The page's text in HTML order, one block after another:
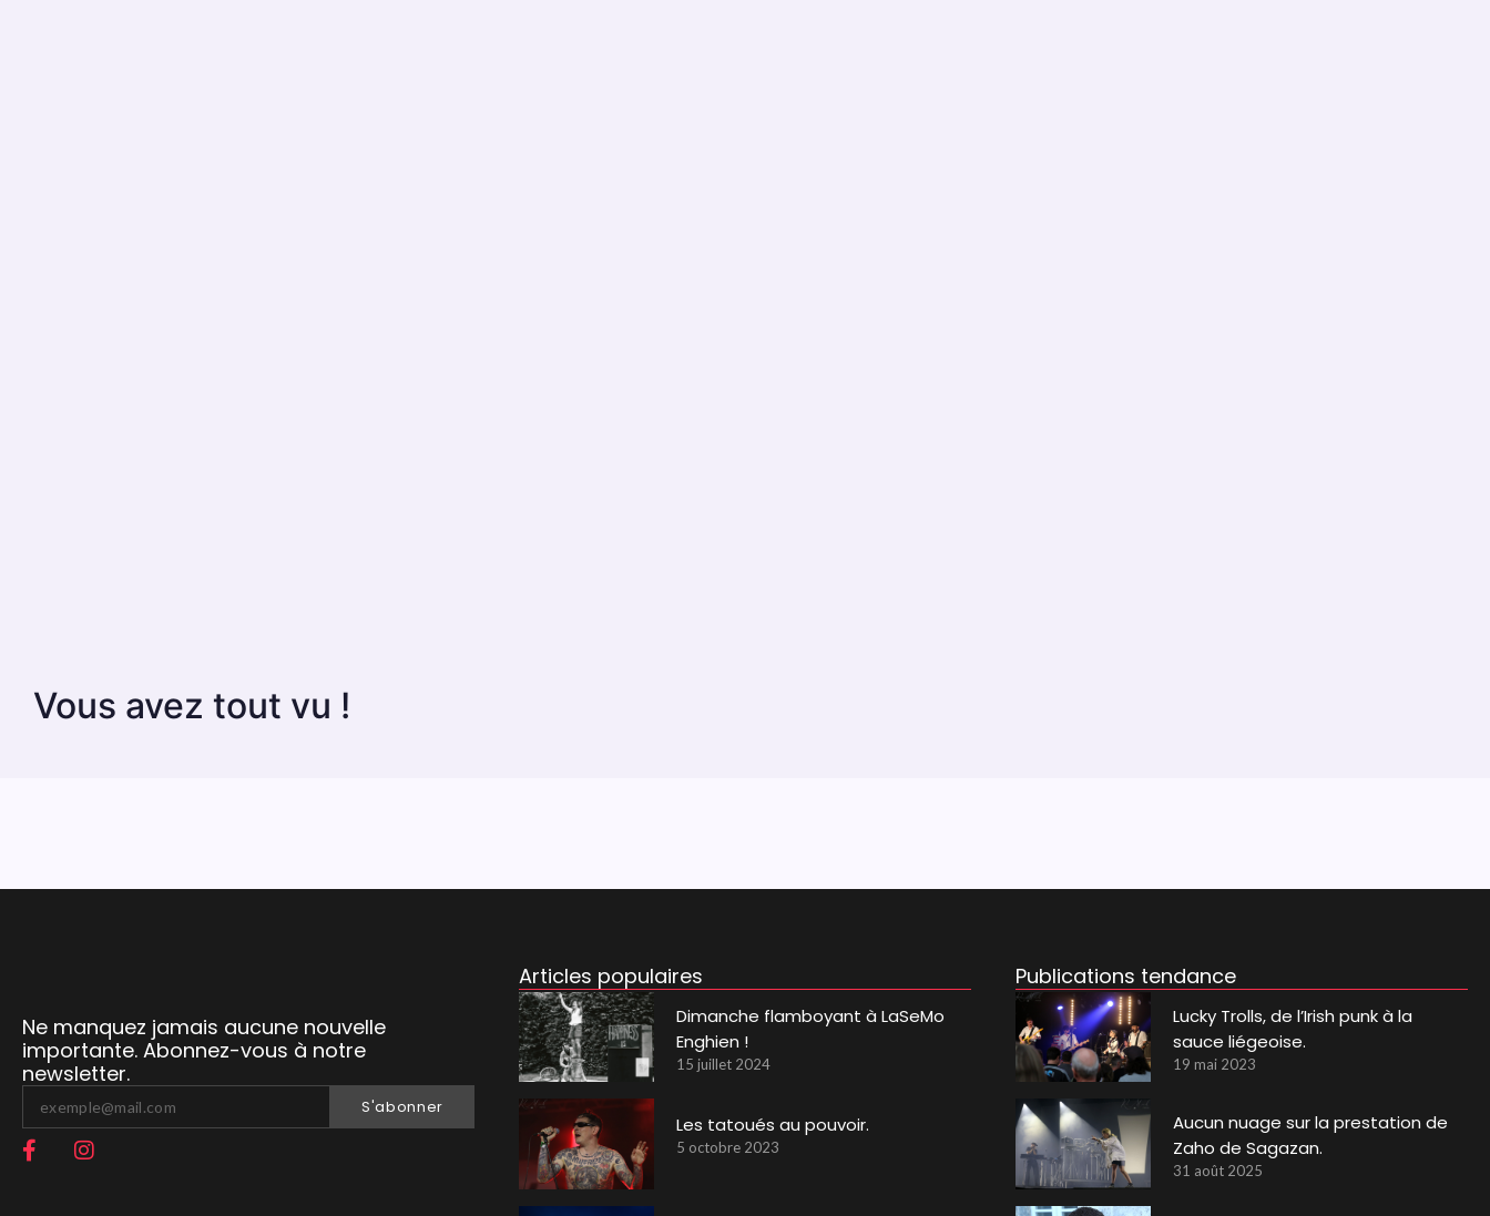
Vous avez tout vu !
Ne manquez jamais aucune nouvelle
importante. Abonnez-vous à notre
newsletter.
S'abonner
Articles populaires
Dimanche flamboyant à LaSeMo
Enghien !
15 juillet 2024
Les tatoués au pouvoir.
5 octobre 2023
Publications tendance
Lucky Trolls, de l’Irish punk à la
sauce liégeoise.
19 mai 2023
Aucun nuage sur la prestation de
Zaho de Sagazan.
31 août 2025